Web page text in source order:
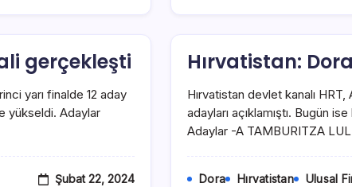
gerçekleşti
yarı finalde 12 aday
yükseldi. Adaylar
Şubat 22, 2024
Hırvatistan:
Hırvatistan devlet kanalı
adayları açıklamıştı. Bugün
Adaylar -A TAMBURITZA
Dora Hırvatistan Ulusal